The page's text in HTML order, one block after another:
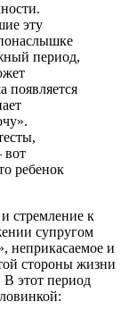
эту
период,
появляется
вот
ребенок
стремление к
супругом
неприкасаемое и
стороны жизни
этот период